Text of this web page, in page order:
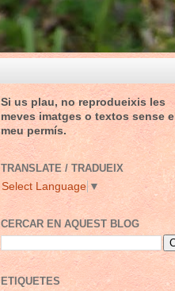
Si us plau, no reprodueixis les
meves imatges o textos sense el
meu permís.
TRANSLATE / TRADUEIX
Select Language ▼
CERCAR EN AQUEST BLOG
ETIQUETES